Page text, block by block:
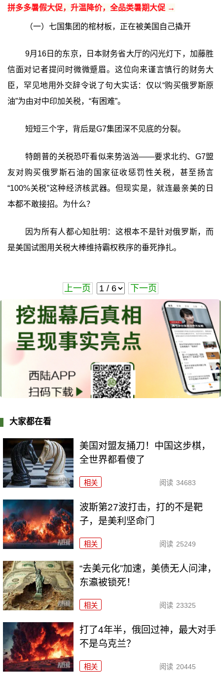
拼多多暑假大促，升温降价，全品类暑期大促 →
（一）七国集团的棺材板，正在被美国自己撬开
9月16日的东京，日本财务省大厅的闪光灯下，加藤胜
信面对记者提问时微微蹙眉。这位向来谨言慎行的财务大
臣，罕见地用外交辞令说了句大实话：仅以“购买俄罗斯原
油”为由对中印加关税，“有困难”。
短短三个字，背后是G7集团深不见底的分裂。
特朗普的关税恐吓看似来势汹汹——要求北约、G7盟
友对购买俄罗斯石油的国家征收惩罚性关税，甚至扬言
“100%关税”这种经济核武器。但现实是，就连最亲美的日
本都不敢接招。为什么？
因为所有人都心知肚明：这根本不是针对俄罗斯，而
是美国试图用关税大棒维持霸权秩序的垂死挣扎。
上一页 下一页
大家都在看
美国对盟友捅刀！中国这步棋，
全世界都看傻了
相关 阅读 34683
波斯第27波打击，打的不是靶
子，是美利坚命门
相关 阅读 25249
“去美元化”加速，美债无人问津，
东瀛被锁死！
相关 阅读 23325
打了4年半，俄回过神，最大对手
不是乌克兰？
相关 阅读 20445